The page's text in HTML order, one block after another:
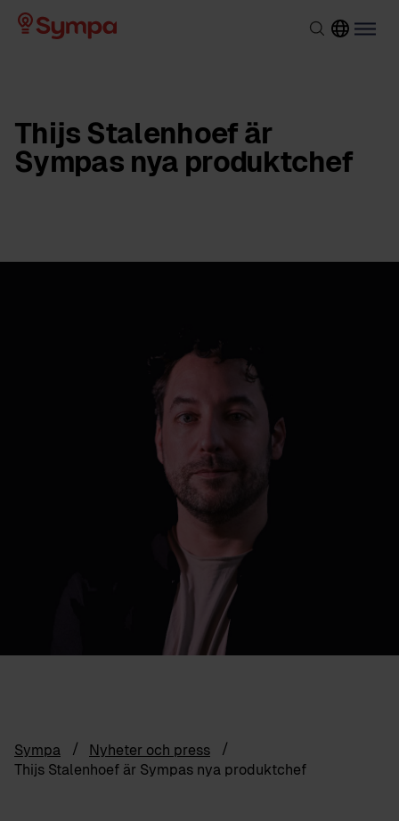
Thijs Stalenhoef är
Sympas nya produktchef
Sympa
Nyheter och press
Thijs Stalenhoef är Sympas nya produktchef